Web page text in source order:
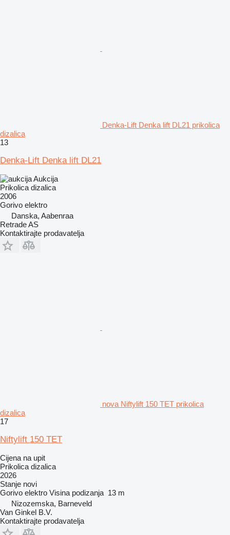
Denka-Lift Denka lift DL21 prikolica
dizalica
13
Denka-Lift Denka lift DL21
Aukcija
Prikolica dizalica
2006
Gorivo elektro
Danska, Aabenraa
Retrade AS
Kontaktirajte prodavatelja
nova Niftylift 150 TET prikolica
dizalica
17
Niftylift 150 TET
Cijena na upit
Prikolica dizalica
2026
Stanje novi
Gorivo elektro Visina podizanja 13 m
Nizozemska, Barneveld
Van Ginkel B.V.
Kontaktirajte prodavatelja